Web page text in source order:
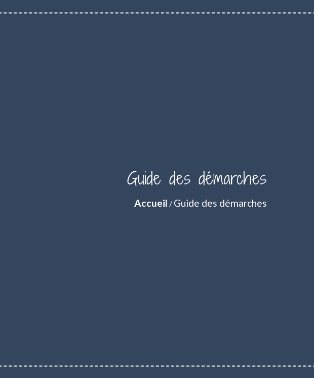
Guide des démarches
Accueil / Guide des démarches